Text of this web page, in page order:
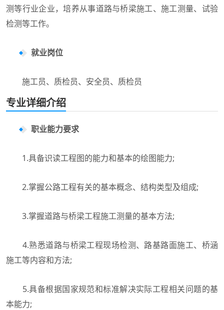
测等行业企业，培养从事道路与桥梁施工、施工测量、试验
检测等工作。
就业岗位
施工员、质检员、安全员、质检员
专业详细介绍
职业能力要求
1.具备识读工程图的能力和基本的绘图能力;
2.掌握公路工程有关的基本概念、结构类型及组成;
3.掌握道路与桥梁工程施工测量的基本方法;
4.熟悉道路与桥梁工程现场检测、路基路面施工、桥涵
施工等内容和方法;
5.具备根据国家规范和标准解决实际工程相关问题的基
本能力;